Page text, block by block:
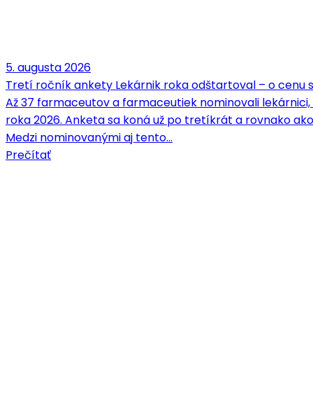
5. augusta 2026
Tretí ročník ankety Lekárnik roka odštartoval – o cenu
Až 37 farmaceutov a farmaceutiek nominovali
roka 2026. Anketa sa koná už po tretíkrát a rovnako
Medzi nominovanými aj tento…
Prečítať